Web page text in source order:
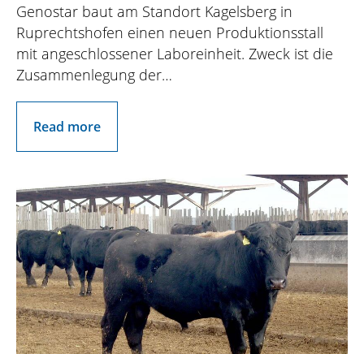
Genostar baut am Standort Kagelsberg in
Ruprechtshofen einen neuen Produktionsstall
mit angeschlossener Laboreinheit. Zweck ist die
Zusammenlegung der…
Read more